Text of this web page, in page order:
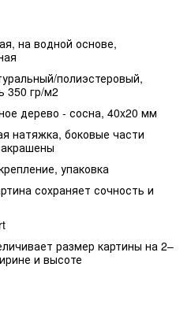
на водной основе,
полиэстеровый,
350 гр/м2
дерево - сосна, 40x20 мм
натяжка, боковые части
упаковка
сохраняет сочность и
размер картины на 2–
и высоте